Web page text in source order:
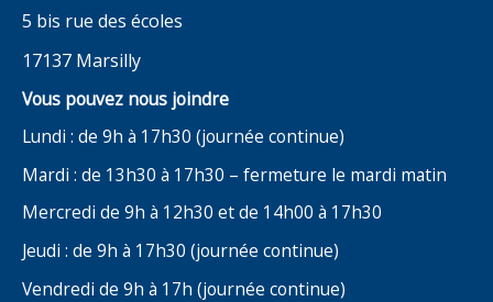
5 bis rue des écoles
17137 Marsilly
Vous pouvez nous joindre
Lundi : de 9h à 17h30 (journée continue)
Mardi : de 13h30 à 17h30 – fermeture le mardi matin
Mercredi de 9h à 12h30 et de 14h00 à 17h30
Jeudi : de 9h à 17h30 (journée continue)
Vendredi de 9h à 17h (journée continue)